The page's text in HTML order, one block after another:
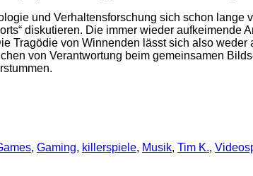
und Verhaltensforschung sich schon
diskutieren. Die immer wieder
Tragödie von Winnenden lässt sich also
von Verantwortung beim gemeinsamen
, Gaming, killerspiele, Musik, Tim K.,